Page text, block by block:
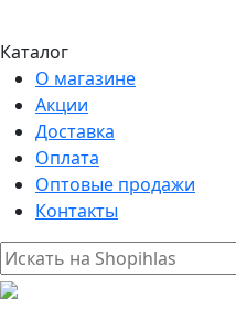
Каталог
О магазине
Акции
Доставка
Оплата
Оптовые продажи
Контакты